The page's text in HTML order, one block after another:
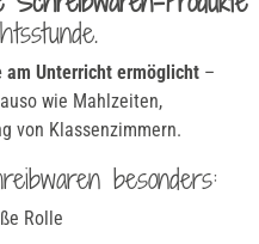
am Unterricht ermöglicht –
wie Mahlzeiten,
von Klassenzimmern.
besonders:
Rolle